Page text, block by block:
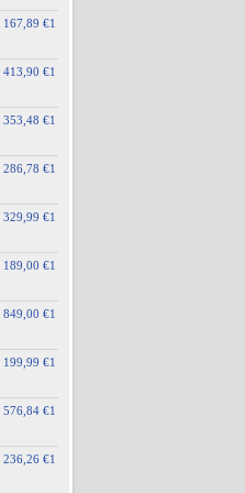
167,89 €1
413,90 €1
353,48 €1
286,78 €1
329,99 €1
189,00 €1
849,00 €1
199,99 €1
576,84 €1
236,26 €1